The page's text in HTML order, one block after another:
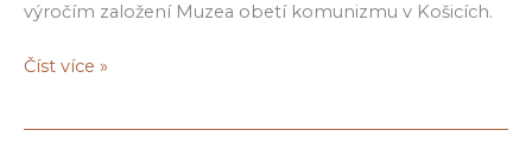
výročím založení Muzea obetí komunizmu v Košicích.
V
Číst více »